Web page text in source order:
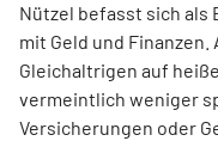
Nützel befasst sich
mit Geld und
Gleichaltrigen auf
vermeintlich weniger
Versicherungen oder